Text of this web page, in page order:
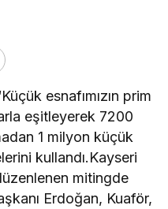
esnafımızın prim
eşitleyerek 7200
1 milyon küçük
kullandı.Kayseri
mitingde
Erdoğan, Kuaför,